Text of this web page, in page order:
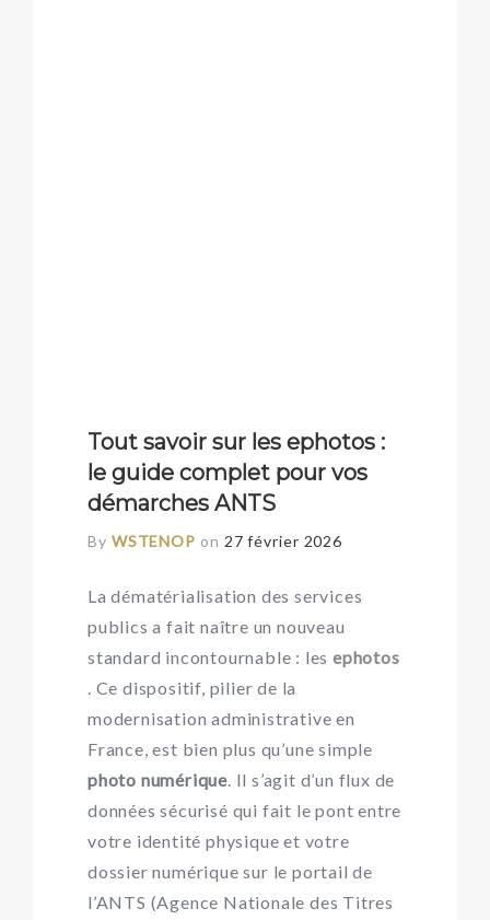
Tout savoir sur les ephotos :
le guide complet pour vos
démarches ANTS
By WSTENOP on 27 février 2026
La dématérialisation des services
publics a fait naître un nouveau
standard incontournable : lesephotos
. Ce dispositif, pilier de la
modernisation administrative en
France, est bien plus qu’une simple
photo numérique. Il s’agit d’un flux de
données sécurisé qui fait le pont entre
votre identité physique et votre
dossier numérique sur le portail de
l’ANTS (Agence Nationale des Titres